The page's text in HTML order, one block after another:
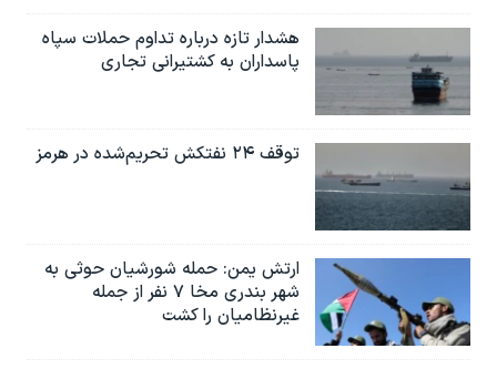
هشدار تازه درباره تداوم حملات سپاه
پاسداران به کشتیرانی تجاری
توقف ۲۴ نفتکش تحریم‌شده در هرمز
ارتش یمن: حمله شورشیان حوثی به
شهر بندری مخا ۷ نفر از جمله
غیرنظامیان را کشت